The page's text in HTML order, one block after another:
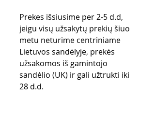
Prekes išsiusime per 2-5 d.d,
jeigu visų užsakytų prekių šiuo
metu neturime centriniame
Lietuvos sandėlyje, prekės
užsakomos iš gamintojo
sandėlio (UK) ir gali užtrukti iki
28 d.d.